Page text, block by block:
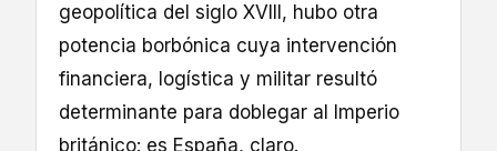
geopolítica del siglo XVIII, hubo otra
potencia borbónica cuya intervención
financiera, logística y militar resultó
determinante para doblegar al Imperio
británico: es España, claro.